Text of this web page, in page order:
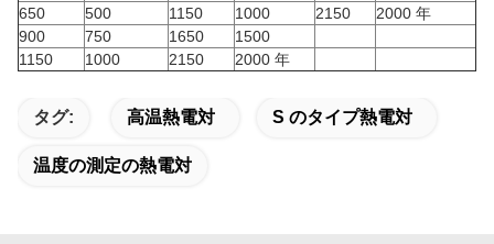
650
500 1150 1000 2150
2000 年
900
750 1650
1500
1150
1000 2150 2000 年
タグ: 高温熱電対 S のタイプ熱電対
温度の測定の熱電対